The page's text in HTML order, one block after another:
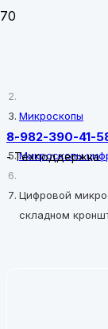
8-982-390-41-
-Техподдержка
Микроскопы
Микроскопы
Цифровой
складном